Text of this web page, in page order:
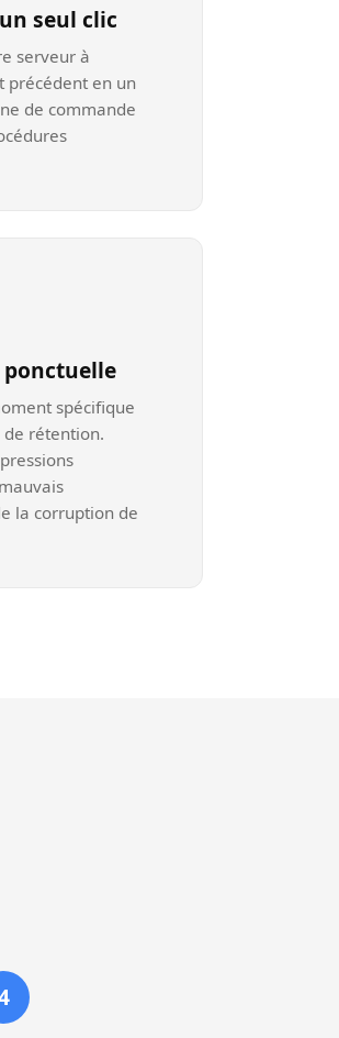
seul clic
serveur à
précédent en un
de commande
spécifique
rétention.
la corruption de